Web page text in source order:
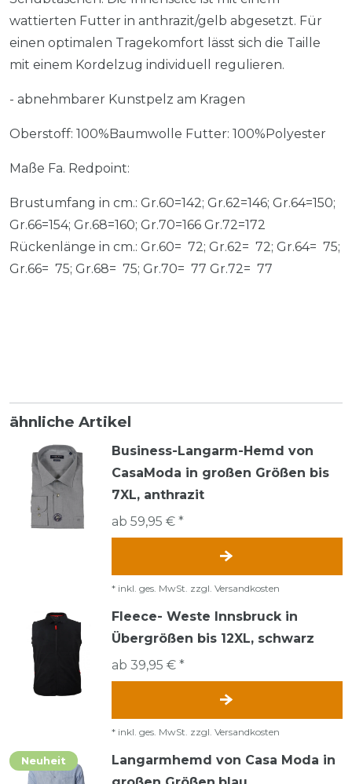
wattierten Futter in anthrazit/gelb abgesetzt. Für
einen optimalen Tragekomfort lässt sich die Taille
mit einem Kordelzug individuell regulieren.
- abnehmbarer Kunstpelz am Kragen
Oberstoff: 100%Baumwolle Futter: 100%Polyester
Maße Fa. Redpoint:
Brustumfang in cm.: Gr.60=142; Gr.62=146; Gr.64=150;
Gr.66=154; Gr.68=160; Gr.70=166 Gr.72=172
Rückenlänge in cm.: Gr.60= 72; Gr.62= 72; Gr.64= 75;
Gr.66= 75; Gr.68= 75; Gr.70= 77 Gr.72= 77
ähnliche Artikel
Business-Langarm-Hemd von
CasaModa in großen Größen bis
7XL, anthrazit
ab 59,95 € *
* inkl. ges. MwSt. zzgl. Versandkosten
Fleece- Weste Innsbruck in
Übergrößen bis 12XL, schwarz
ab 39,95 € *
* inkl. ges. MwSt. zzgl. Versandkosten
Neuheit
Langarmhemd von Casa Moda in